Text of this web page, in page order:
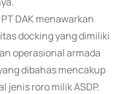
DAK menawarkan
docking yang dimiliki
operasional armada
dibahas mencakup
jenis roro milik ASDP.